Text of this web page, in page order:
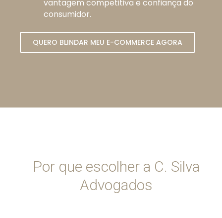
vantagem competitiva e confiança do
consumidor.
QUERO BLINDAR MEU E-COMMERCE AGORA
Por que escolher a C. Silva
Advogados